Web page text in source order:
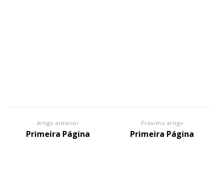
Artigo anterior
Primeira Página
Próximo artigo
Primeira Página